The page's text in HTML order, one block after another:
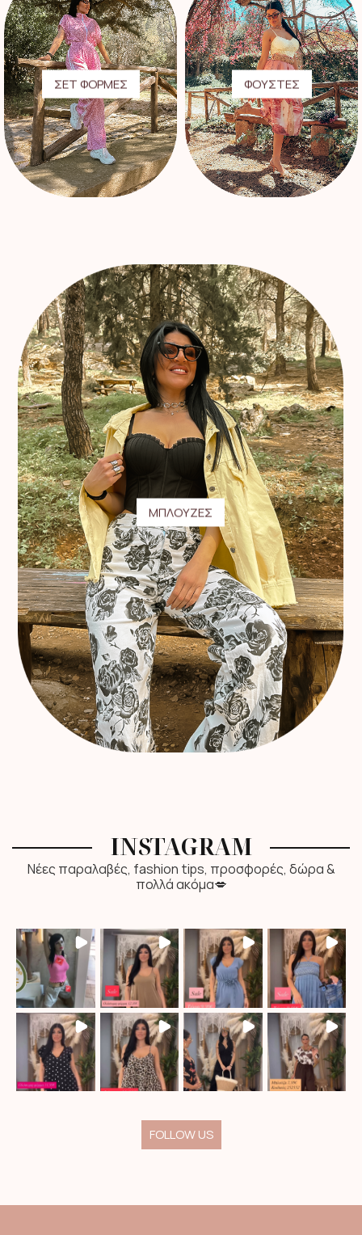
ΣΕΤ ΦΟΡΜΕΣ ΦΟΥΣΤΕΣ
ΜΠΛΟΥΖΕΣ
INSTAGRAM
Νέες παραλαβές, fashion tips, προσφορές, δώρα &
πολλά ακόμα💋
FOLLOW US